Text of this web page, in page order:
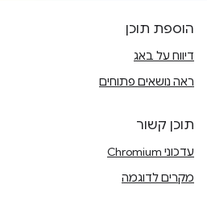
הוספת תוכן
דיווח על באג
ראה נושאים פתוחים
תוכן קשור
עדכוני Chromium
מקרים לדוגמה